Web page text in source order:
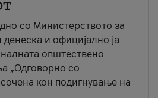
со Министерството за
и официјално ја
општествено
„Одговорно со
кон подигнување на